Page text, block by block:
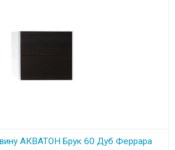
АКВАТОН Брук 60 Дуб Феррара